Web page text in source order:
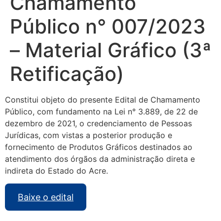
Público n° 007/2023
– Material Gráfico (3ª
Retificação)
Constitui objeto do presente Edital de Chamamento
Público, com fundamento na Lei n° 3.889, de 22 de
dezembro de 2021, o credenciamento de Pessoas
Jurídicas, com vistas a posterior produção e
fornecimento de Produtos Gráficos destinados ao
atendimento dos órgãos da administração direta e
indireta do Estado do Acre.
Baixe o edital